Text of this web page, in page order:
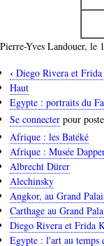
Pierre-Yves Landouer, le
Liens
transversaux
de
livre
pour
Egypte
:
l'art
au
temps
‹ Diego Rivera et
Haut
Egypte : portraits du
Se connecter pour
Afrique : les Batéké
Afrique : Musée
Albrecht Dürer
Alechinsky
Angkor, au Grand
Carthage au Grand
Diego Rivera et Frida
Egypte : l'art au temps